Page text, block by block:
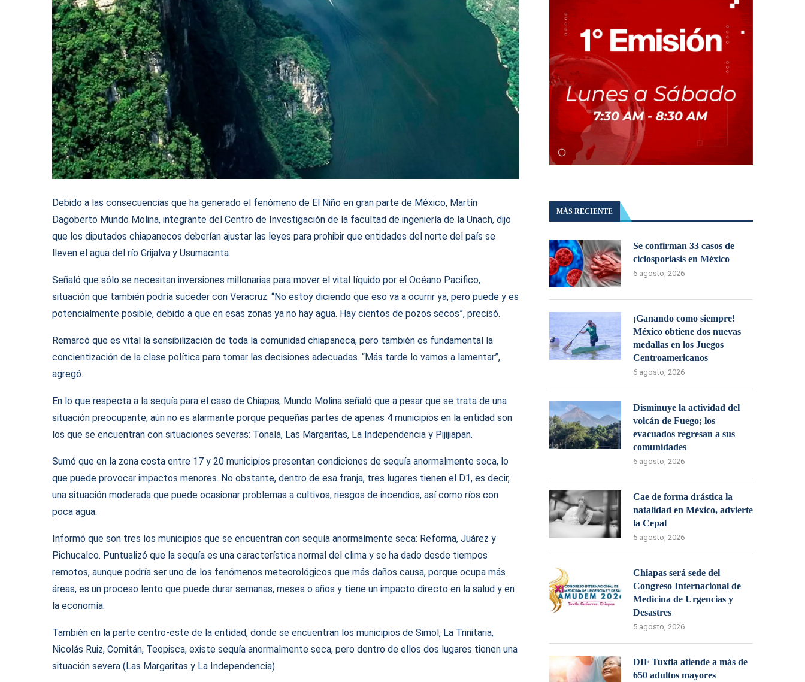
Debido a las consecuencias que ha generado el fenómeno de El Niño en gran parte de México, Martín
Dagoberto Mundo Molina, integrante del Centro de Investigación de la facultad de ingeniería de la Unach, dijo
que los diputados chiapanecos deberían ajustar las leyes para prohibir que entidades del norte del país se
lleven el agua del río Grijalva y Usumacinta.
Señaló que sólo se necesitan inversiones millonarias para mover el vital líquido por el Océano Pacifico,
situación que también podría suceder con Veracruz. “No estoy diciendo que eso va a ocurrir ya, pero puede y es
potencialmente posible, debido a que en esas zonas ya no hay agua. Hay cientos de pozos secos”, precisó.
Remarcó que es vital la sensibilización de toda la comunidad chiapaneca, pero también es fundamental la
concientización de la clase política para tomar las decisiones adecuadas. “Más tarde lo vamos a lamentar”,
agregó.
En lo que respecta a la sequía para el caso de Chiapas, Mundo Molina señaló que a pesar que se trata de una
situación preocupante, aún no es alarmante porque pequeñas partes de apenas 4 municipios en la entidad son
los que se encuentran con situaciones severas: Tonalá, Las Margaritas, La Independencia y Pijijiapan.
Sumó que en la zona costa entre 17 y 20 municipios presentan condiciones de sequía anormalmente seca, lo
que puede provocar impactos menores. No obstante, dentro de esa franja, tres lugares tienen el D1, es decir,
una situación moderada que puede ocasionar problemas a cultivos, riesgos de incendios, así como ríos con
poca agua.
Informó que son tres los municipios que se encuentran con sequía anormalmente seca: Reforma, Juárez y
Pichucalco. Puntualizó que la sequía es una característica normal del clima y se ha dado desde tiempos
remotos, aunque podría ser uno de los fenómenos meteorológicos que más daños causa, porque ocupa más
áreas, es un proceso lento que puede durar semanas, meses o años y tiene un impacto directo en la salud y en
la economía.
También en la parte centro-este de la entidad, donde se encuentran los municipios de Simol, La Trinitaria,
Nicolás Ruiz, Comitán, Teopisca, existe sequía anormalmente seca, pero dentro de ellos dos lugares tienen una
situación severa (Las Margaritas y La Independencia).
MÁS RECIENTE
Se confirman 33 casos de
ciclosporiasis en México
6 agosto, 2026
¡Ganando como siempre!
México obtiene dos nuevas
medallas en los Juegos
Centroamericanos
6 agosto, 2026
Disminuye la actividad del
volcán de Fuego; los
evacuados regresan a sus
comunidades
6 agosto, 2026
Cae de forma drástica la
natalidad en México, advierte
la Cepal
5 agosto, 2026
Chiapas será sede del
Congreso Internacional de
Medicina de Urgencias y
Desastres
5 agosto, 2026
DIF Tuxtla atiende a más de
650 adultos mayores